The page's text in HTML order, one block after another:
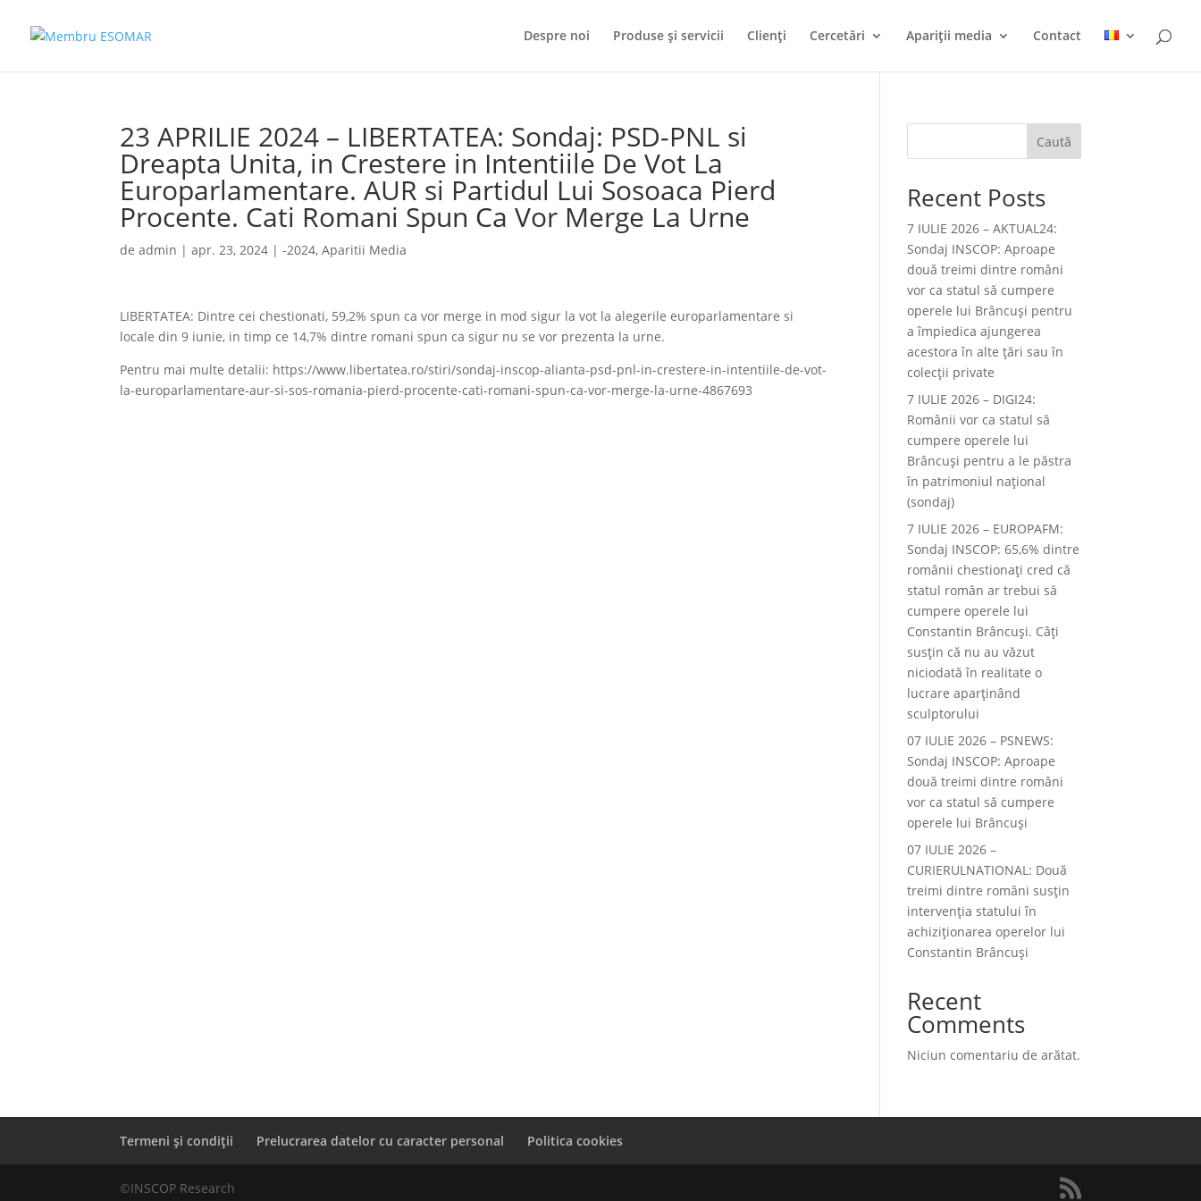
Despre noi Produse și servicii Clienți Cercetări Apariții media Contact
23 APRILIE 2024 – LIBERTATEA: Sondaj: PSD-PNL si
Dreapta Unita, in Crestere in Intentiile De Vot La
Europarlamentare. AUR si Partidul Lui Sosoaca Pierd
Procente. Cati Romani Spun Ca Vor Merge La Urne
deadmin |apr. 23, 2024 |-2024,Aparitii Media
LIBERTATEA: Dintre cei chestionati, 59,2% spun ca vor merge in mod sigur la vot la alegerile europarlamentare si
locale din 9 iunie, in timp ce 14,7% dintre romani spun ca sigur nu se vor prezenta la urne.
Pentru mai multe detalii: https://www.libertatea.ro/stiri/sondaj-inscop-alianta-psd-pnl-in-crestere-in-intentiile-de-vot-
la-europarlamentare-aur-si-sos-romania-pierd-procente-cati-romani-spun-ca-vor-merge-la-urne-4867693
Caută
Recent Posts
7 IULIE 2026 – AKTUAL24:
Sondaj INSCOP: Aproape
două treimi dintre români
vor ca statul să cumpere
operele lui Brâncuşi pentru
a împiedica ajungerea
acestora în alte ţări sau în
colecţii private
7 IULIE 2026 – DIGI24:
Românii vor ca statul să
cumpere operele lui
Brâncuși pentru a le păstra
în patrimoniul național
(sondaj)
7 IULIE 2026 – EUROPAFM:
Sondaj INSCOP: 65,6% dintre
românii chestionați cred că
statul român ar trebui să
cumpere operele lui
Constantin Brâncuși. Câți
susțin că nu au văzut
niciodată în realitate o
lucrare aparținând
sculptorului
07 IULIE 2026 – PSNEWS:
Sondaj INSCOP: Aproape
două treimi dintre români
vor ca statul să cumpere
operele lui Brâncuși
07 IULIE 2026 –
CURIERULNATIONAL: Două
treimi dintre români susțin
intervenția statului în
achiziționarea operelor lui
Constantin Brâncuși
Recent
Comments
Niciun comentariu de arătat.
Termeni și condiții Prelucrarea datelor cu caracter personal Politica cookies
©INSCOP Research